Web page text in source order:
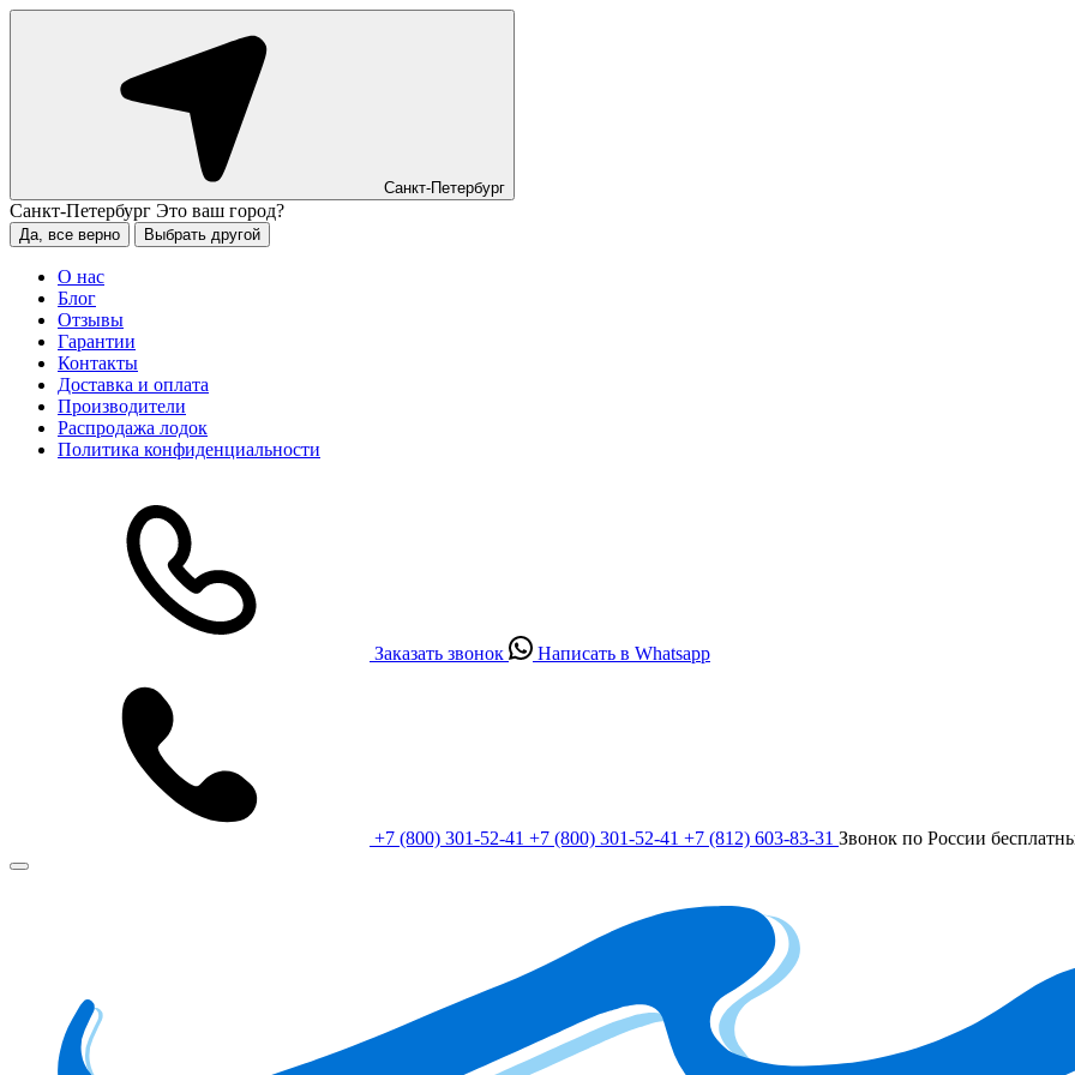
Санкт-Петербург
Санкт-Петербург Это ваш город?
Да, все верно Выбрать другой
О нас
Блог
Отзывы
Гарантии
Контакты
Доставка и оплата
Производители
Распродажа лодок
Политика конфиденциальности
Заказать звонок Написать в Whatsapp
+7 (800) 301-52-41 +7 (800) 301-52-41 +7 (812) 603-83-31 Звонок по России